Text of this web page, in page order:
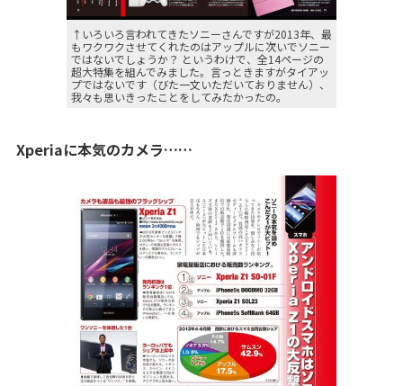
↑いろいろ言われてきたソニーさんですが2013年、最
もワクワクさせてくれたのはアップルに次いでソニー
ではないでしょうか？ というわけで、全14ページの
超大特集を組んでみました。言っときますがタイアッ
プではないです（びた一文いただいておりません）、
我々も思いきったことをしてみたかったの。
Xperiaに本気のカメラ……